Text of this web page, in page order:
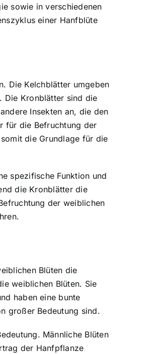
sowie in verschiedenen
einer Hanfblüte
Die Kelchblätter umgeben
Die Kronblätter sind die
Insekten an, die den
für die Befruchtung der
die Grundlage für die
spezifische Funktion und
die Kronblätter die
der weiblichen
Blüten die
weiblichen Blüten. Sie
haben eine bunte
großer Bedeutung sind.
Männliche Blüten
der Hanfpflanze